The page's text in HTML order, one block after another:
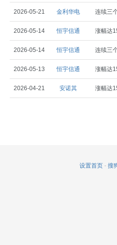
2026-05-21 金利华电 连续三
2026-05-14 恒宇信通 涨幅达
2026-05-14 恒宇信通 连续三
2026-05-13 恒宇信通 涨幅达
2026-04-21 安诺其 涨幅达
设置首页 - 搜